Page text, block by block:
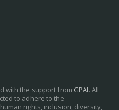
with the support from GPAI. All
to adhere to the
rights, inclusion, diversity,